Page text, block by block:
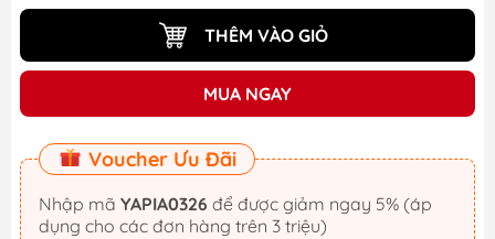
THÊM VÀO GIỎ
MUA NGAY
Voucher Ưu Đãi
Nhập mã YAPIA0326
dụng cho các đơn hàng trên 3 triệu)